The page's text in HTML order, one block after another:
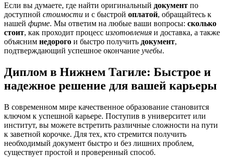
Если вы думаете, где найти оригинальный документ по
доступной стоимости и с быстрой оплатой, обращайтесь к
нашей фирме. Мы ответим на любые ваши вопросы: сколько
стоит, как проходит процесс изготовления и доставка, а также
объясним недорого и быстро получить документ,
подтверждающий успешное окончание учебы.
Диплом в Нижнем Тагиле: Быстрое и
надежное решение для вашей карьеры
В современном мире качественное образование становится
ключом к успешной карьере. Поступив в университет или
институт, вы можете встретить различные сложности на пути
к заветной корочке. Для тех, кто стремится получить
необходимый документ быстро и без лишних проблем,
существует простой и проверенный способ.